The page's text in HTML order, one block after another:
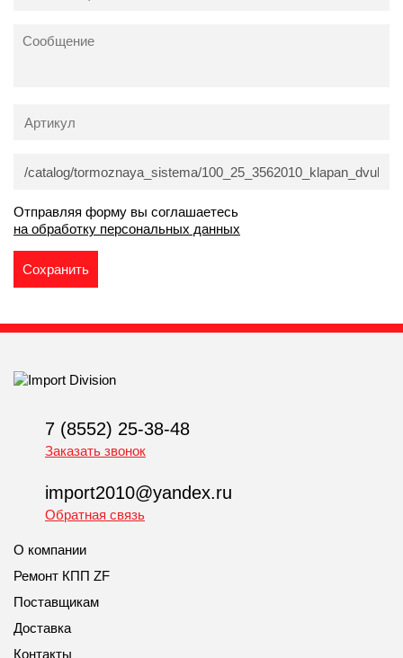
Отправляя форму вы соглашаетесь
на обработку персональных данных
7 (8552) 25-38-48
Заказать звонок
import2010@yandex.ru
Обратная связь
О компании
Ремонт КПП ZF
Поставщикам
Доставка
Контакты